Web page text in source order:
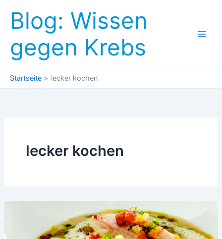
Inhalt
springen
Blog: Wissen
gegen Krebs
Startseite lecker kochen
lecker kochen